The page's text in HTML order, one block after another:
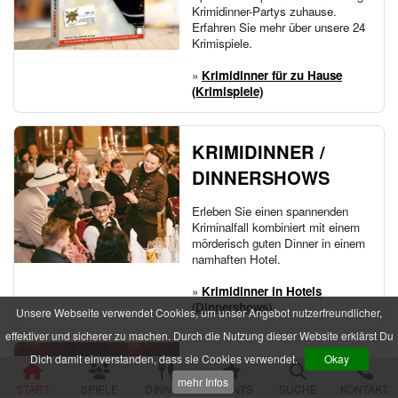
Unsere Webseite verwendet Cookies, um unser Angebot nutzerfreundlicher,
effektiver und sicherer zu machen. Durch die Nutzung dieser Website erklärst Du
Dich damit einverstanden, dass sie Cookies verwendet.
Okay
mehr Infos
START SPIELE DINNER EVENTS SUCHE KONTAKT
Im Schatten der Premiere
Die zweifelhafte Welt der Märchen
Jenseits der Schönheit
Die Legende der Sturmklinge
Drei Rosen für Charlie
Das Geheimnis der Burg Wolfsklamm
Die Pracht der Vampire
Der Hanf des Verderbens
Zum Geier mit dem Mord
Die Yacht der Macht
Nachts im Salon Rouge
Das Feuer der Diamanten
Hau den Michl
Das letzte Festmahl des Pharaos
Krimispiele für Jugendliche
Das Gift der Rivalen
Krimidinner-Partys zuhause.
Erfahren Sie mehr über unsere 24
Krimispiele.
» Krimidinner für zu Hause
(Krimispiele)
KRIMIDINNER /
DINNERSHOWS
Erleben Sie einen spannenden
Kriminalfall kombiniert mit einem
mörderisch guten Dinner in einem
namhaften Hotel.
» Krimidinner in Hotels
(Dinnershows)
EVENTS / TATORT